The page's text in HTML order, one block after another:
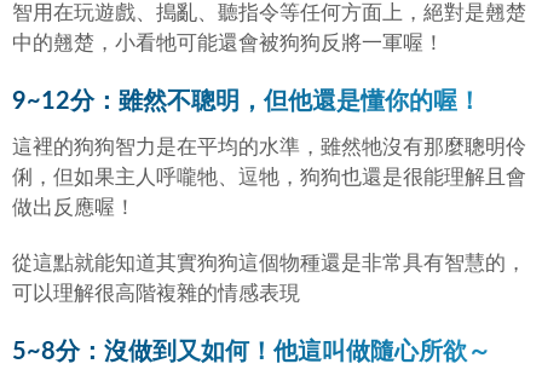
智用在玩遊戲、搗亂、聽指令等任何方面上，絕對是翹楚
中的翹楚，小看牠可能還會被狗狗反將一軍喔！
9~12分：雖然不聰明，但他還是懂你的喔！
這裡的狗狗智力是在平均的水準，雖然牠沒有那麼聰明伶
俐，但如果主人呼嚨牠、逗牠，狗狗也還是很能理解且會
做出反應喔！
從這點就能知道其實狗狗這個物種還是非常具有智慧的，
可以理解很高階複雜的情感表現
5~8分：沒做到又如何！他這叫做隨心所欲～